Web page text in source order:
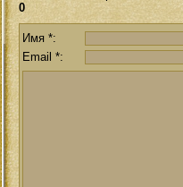
0
Имя *:
Email *: